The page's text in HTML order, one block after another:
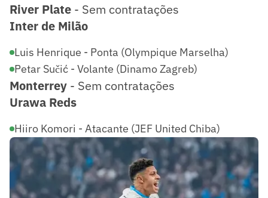
River Plate - Sem contratações
Inter de Milão
Luis Henrique - Ponta (Olympique Marselha)
Petar Sučić - Volante (Dinamo Zagreb)
Monterrey - Sem contratações
Urawa Reds
Hiiro Komori - Atacante (JEF United Chiba)